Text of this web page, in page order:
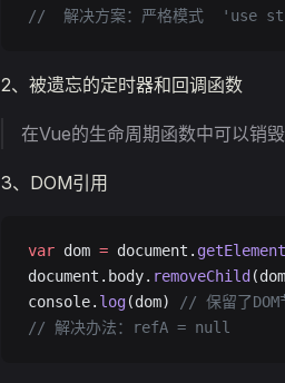
//  解决方案：严格模式  'use
2、被遗忘的定时器和回调函数
在Vue的生命周期函数中可以销
3、DOM引用
var dom = document.
document.body. removeChild
console. log(dom)
// 保留了DOM
// 解决办法：refA = null